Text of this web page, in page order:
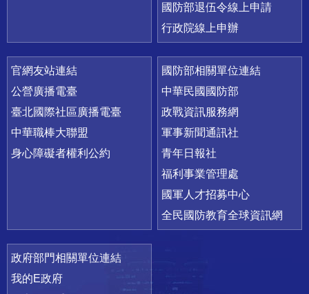
國防部退伍令線上申請
行政院線上申辦
官網友站連結
公營廣播電臺
臺北國際社區廣播電臺
中華職棒大聯盟
身心障礙者權利公約
國防部相關單位連結
中華民國國防部
政戰資訊服務網
軍事新聞通訊社
青年日報社
福利事業管理處
國軍人才招募中心
全民國防教育全球資訊網
政府部門相關單位連結
我的E政府